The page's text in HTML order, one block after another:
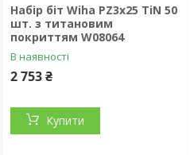
Набір біт Wiha РZ3х25 TiN 50
шт. з титановим
покриттям W08064
В наявності
2 753 ₴
Купити